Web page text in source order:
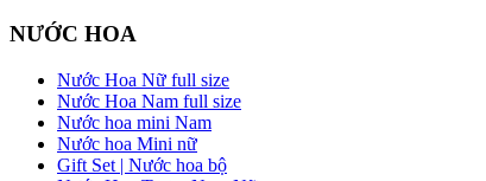
NƯỚC HOA
Nước Hoa Nữ full size
Nước Hoa Nam full size
Nước hoa mini Nam
Nước hoa Mini nữ
Gift Set | Nước hoa bộ